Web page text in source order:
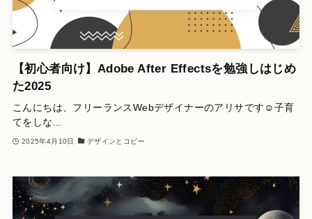
【初心者向け】Adobe After Effectsを勉強しはじめ
た2025
こんにちは、フリーランスWebデザイナーのアリサです☺️子育
てをしな...
2025年4月10日 デザインとコピー